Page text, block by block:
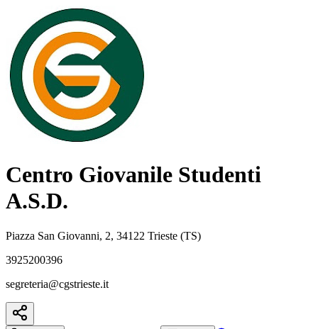
Centro Giovanile Studenti
A.S.D.
Piazza San Giovanni, 2, 34122 Trieste (TS)
3925200396
segreteria@cgstrieste.it